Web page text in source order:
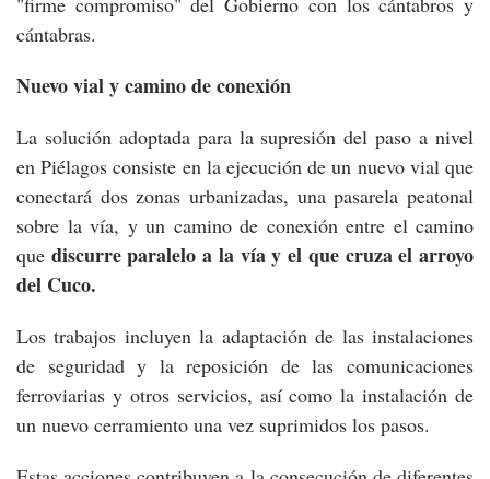
cántabras.
Nuevo vial y camino de conexión
La solución adoptada para la supresión del paso a nivel
en Piélagos consiste en la ejecución de un nuevo vial que
conectará dos zonas urbanizadas, una pasarela peatonal
sobre la vía, y un camino de conexión entre el camino
que discurre paralelo a la vía y el que cruza el arroyo
del Cuco.
Los trabajos incluyen la adaptación de las instalaciones
de seguridad y la reposición de las comunicaciones
ferroviarias y otros servicios, así como la instalación de
un nuevo cerramiento una vez suprimidos los pasos.